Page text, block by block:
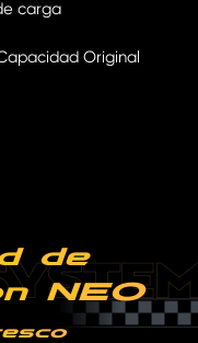
carga
Original
de
NEO